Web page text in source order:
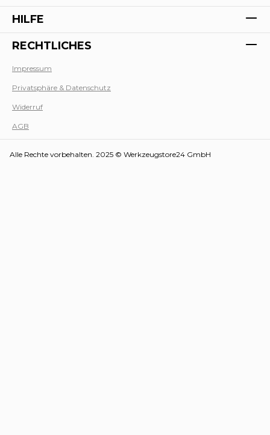
HILFE
RECHTLICHES
Impressum
Privatsphäre & Datenschutz
Widerruf
AGB
Alle Rechte vorbehalten. 2025 © Werkzeugstore24 GmbH